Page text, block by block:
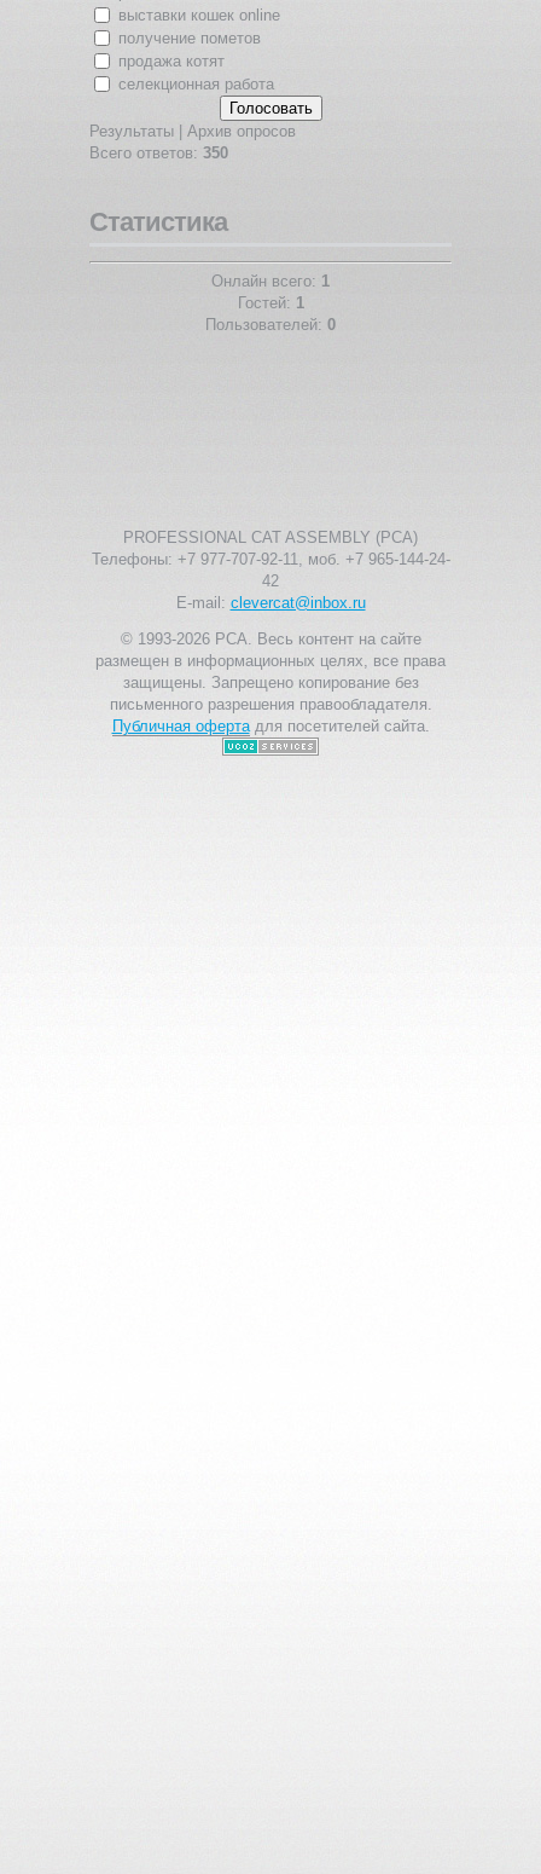
выставки кошек online
получение пометов
продажа котят
селекционная работа
Результаты
Архив опросов
Всего ответов: 350
Статистика
Онлайн всего: 1
Гостей: 1
Пользователей: 0
PROFESSIONAL CAT ASSEMBLY (PCA)
Телефоны: +7 977-707-92-11, моб. +7 965-144-24-
42
E-mail: clevercat@inbox.ru
© 1993-2026 PCA. Весь контент на сайте
размещен в информационных целях, все права
защищены. Запрещено копирование без
письменного разрешения правообладателя.
Публичная офертадля посетителей сайта.